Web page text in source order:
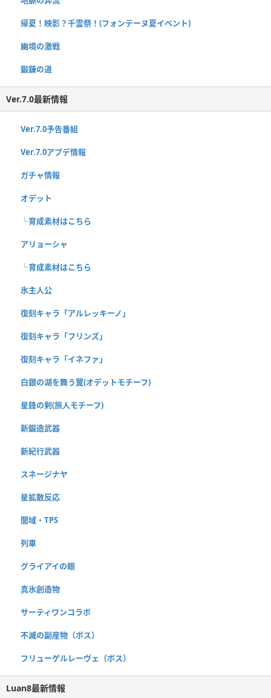
帰夏！映影？千霊祭！(フォンテーヌ夏イベント)
幽境の激戦
鍛錬の道
Ver.7.0最新情報
Ver.7.0予告番組
Ver.7.0アプデ情報
ガチャ情報
オデット
└育成素材はこちら
アリョーシャ
└育成素材はこちら
氷主人公
復刻キャラ「アルレッキーノ」
復刻キャラ「フリンズ」
復刻キャラ「イネファ」
白銀の湖を舞う翼(オデットモチーフ)
星鋒の剣(旅人モチーフ)
新鍛造武器
新紀行武器
スネージナヤ
星拡散反応
闇域・TPS
列車
グライアイの眼
真氷創造物
サーティワンコラボ
不滅の副産物（ボス）
フリューゲルレーヴェ（ボス）
Luan8最新情報